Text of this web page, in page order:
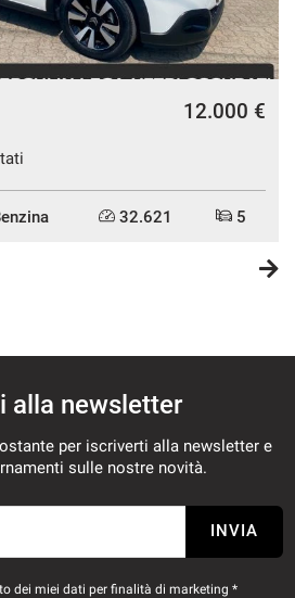
12.000 €
32.621 5
alla newsletter
per iscriverti alla newsletter e
sulle nostre novità.
INVIA
dei miei dati per finalità di marketing *